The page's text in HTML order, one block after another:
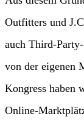
Outfitters und
auch Third-
von der eigenen
Kongress haben
Online-